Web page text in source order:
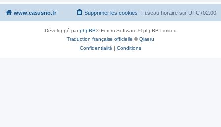
www.casusno.fr Fuseau horaire sur UTC+02:00
Supprimer les cookies
Développé parphpBB® Forum Software © phpBB Limited
Traduction française officielle ©Qiaeru
Confidentialité | Conditions